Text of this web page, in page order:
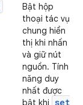
Bật hộp
thoại tác vụ
chung hiển
thị khi nhấn
và giữ nút
nguồn. Tính
năng duy
nhất được
bật khi set